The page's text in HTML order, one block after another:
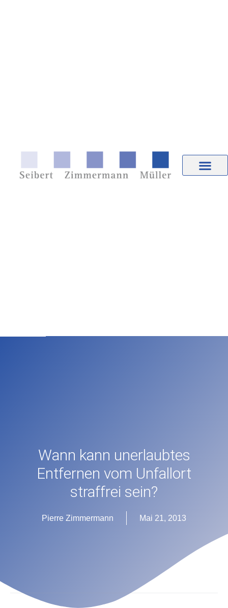
Wann kann unerlaubtes
Entfernen vom Unfallort
straffrei sein?
Pierre Zimmermann Mai 21, 2013